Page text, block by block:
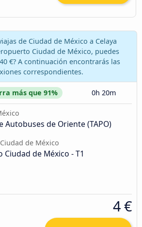
de Ciudad de México a Celaya
Ciudad de México, puedes
€? A continuación encontrarás las
correspondientes.
más que 91% 0h 20m
Autobuses de Oriente (TAPO)
de México
de México - T1
4 €